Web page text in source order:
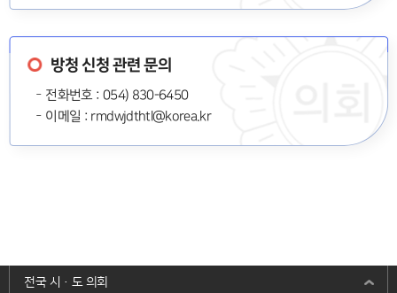
방청 신청 관련 문의
전화번호 : 054) 830-6450
이메일 : rmdwjdthtl@korea.kr
전국 시·도 의회